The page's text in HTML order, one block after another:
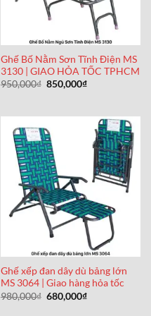
Ghế Bố Nằm Sơn Tĩnh Điện MS
3130 | GIAO HỎA TỐC TPHCM
950,000₫ Giá
850,000₫Giá
850,000₫.
Ghế xếp đan dây dù bảng lớn
MS 3064 | Giao hàng hỏa tốc
980,000₫ Giá
680,000₫Giá